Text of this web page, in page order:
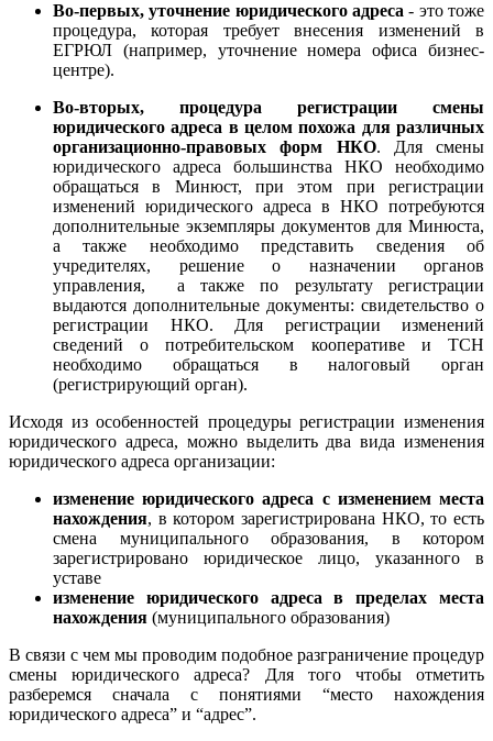
Во-первых, уточнение юридического адреса - это тоже
процедура, которая требует внесения изменений в
ЕГРЮЛ (например, уточнение номера офиса бизнес-
центре).
Во-вторых, процедура регистрации смены
юридического адреса в целом похожа для различных
организационно-правовых форм НКО. Для смены
юридического адреса большинства НКО необходимо
обращаться в Минюст, при этом при регистрации
изменений юридического адреса в НКО потребуются
дополнительные экземпляры документов для Минюста,
а также необходимо представить сведения об
учредителях, решение о назначении органов
управления, а также по результату регистрации
выдаются дополнительные документы: свидетельство о
регистрации НКО. Для регистрации изменений
сведений о потребительском кооперативе и ТСН
необходимо обращаться в налоговый орган
(регистрирующий орган).
Исходя из особенностей процедуры регистрации изменения
юридического адреса, можно выделить два вида изменения
юридического адреса организации:
изменение юридического адреса с изменением места
нахождения, в котором зарегистрирована НКО, то есть
смена муниципального образования, в котором
зарегистрировано юридическое лицо, указанного в
уставе
изменение юридического адреса в пределах места
нахождения (муниципального образования)
В связи с чем мы проводим подобное разграничение процедур
смены юридического адреса? Для того чтобы отметить
разберемся сначала с понятиями “место нахождения
юридического адреса” и “адрес”.